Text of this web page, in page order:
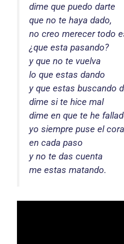
dime que puedo darte
que no te haya dado,
no creo merecer todo
¿que esta pasando?
y que no te vuelva
lo que estas dando
y que estas buscando
dime si te hice mal
dime en que te he
yo siempre puse el
en cada paso
y no te das cuenta
me estas matando.